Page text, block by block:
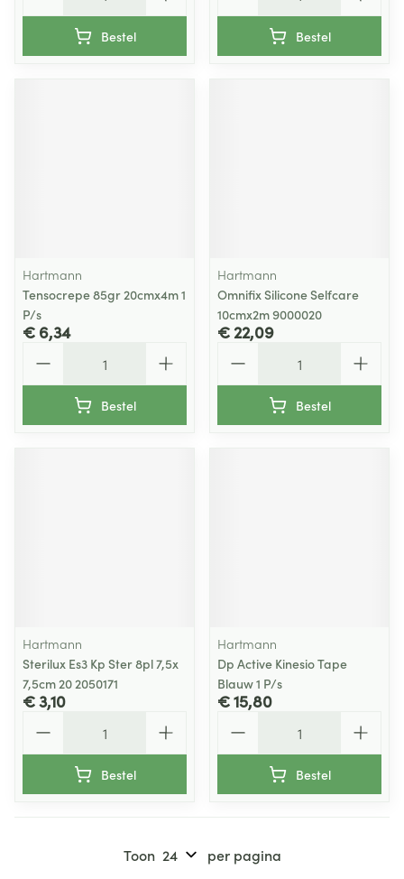
Bestel Bestel
Hartmann
Tensocrepe 85gr 20cmx4m 1
P/s
€ 6,34
Bestel
Hartmann
Omnifix Silicone Selfcare
10cmx2m 9000020
€ 22,09
Bestel
Hartmann
Sterilux Es3 Kp Ster 8pl 7,5x
7,5cm 20 2050171
€ 3,10
Bestel
Hartmann
Dp Active Kinesio Tape
Blauw 1 P/s
€ 15,80
Bestel
Toon per pagina